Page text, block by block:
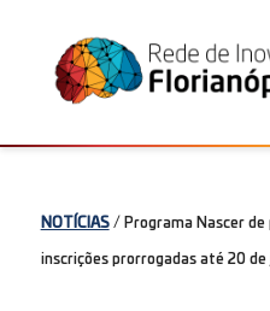
NOTÍCIAS/ Programa Nascer de
inscrições prorrogadas até 20 de